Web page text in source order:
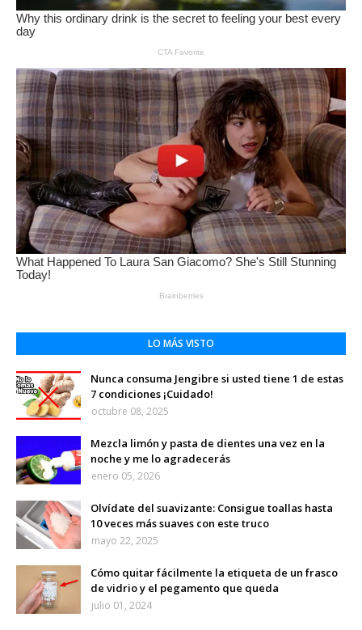
LO MÁS VISTO
Nunca consuma Jengibre si usted tiene 1 de estas
7 condiciones ¡Cuidado!
octubre 08, 2025
Mezcla limón y pasta de dientes una vez en la
noche y me lo agradecerás
enero 05, 2026
Olvídate del suavizante: Consigue toallas hasta
10 veces más suaves con este truco
mayo 22, 2025
Cómo quitar fácilmente la etiqueta de un frasco
de vidrio y el pegamento que queda
julio 01, 2024